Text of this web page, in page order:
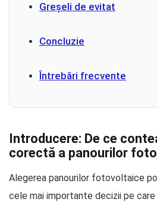
Greșeli de evitat
Concluzie
Întrebări frecvente
Introducere: De ce
corectă a panourilor
Alegerea panourilor fotovoltaice
cele mai importante decizii pe